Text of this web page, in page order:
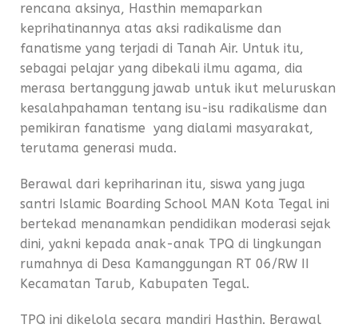
rencana aksinya, Hasthin memaparkan
keprihatinannya atas aksi radikalisme dan
fanatisme yang terjadi di Tanah Air. Untuk itu,
sebagai pelajar yang dibekali ilmu agama, dia
merasa bertanggung jawab untuk ikut meluruskan
kesalahpahaman tentang isu-isu radikalisme dan
pemikiran fanatisme yang dialami masyarakat,
terutama generasi muda.
Berawal dari kepriharinan itu, siswa yang juga
santri Islamic Boarding School MAN Kota Tegal ini
bertekad menanamkan pendidikan moderasi sejak
dini, yakni kepada anak-anak TPQ di lingkungan
rumahnya di Desa Kamanggungan RT 06/RW II
Kecamatan Tarub, Kabupaten Tegal.
TPQ ini dikelola secara mandiri Hasthin. Berawal